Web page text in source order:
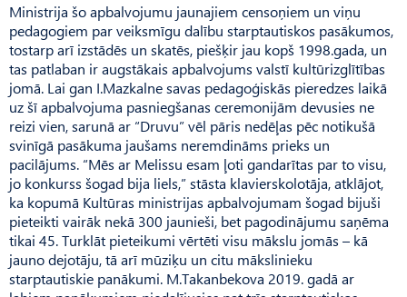
Ministrija šo apbalvojumu jaunajiem censoņiem un viņu
pedagogiem par veiksmīgu dalību starptautiskos pasākumos,
tostarp arī izstādēs un skatēs, piešķir jau kopš 1998.gada, un
tas patlaban ir augstākais apbalvojums valstī kultūrizglītības
jomā. Lai gan I.Mazkalne savas pedagoģiskās pieredzes laikā
uz šī apbalvojuma pasniegšanas ceremonijām devusies ne
reizi vien, sarunā ar “Druvu” vēl pāris nedēļas pēc notikušā
svinīgā pasākuma jaušams neremdināms prieks un
pacilājums. “Mēs ar Melissu esam ļoti gandarītas par to visu,
jo konkurss šogad bija liels,” stāsta klavierskolotāja, atklājot,
ka kopumā Kultūras ministrijas apbalvojumam šogad bijuši
pieteikti vairāk nekā 300 jaunieši, bet pagodinājumu saņēma
tikai 45. Turklāt pieteikumi vērtēti visu mākslu jomās – kā
jauno dejotāju, tā arī mūziķu un citu mākslinieku
starptautiskie panākumi. M.Takanbekova 2019. gadā ar